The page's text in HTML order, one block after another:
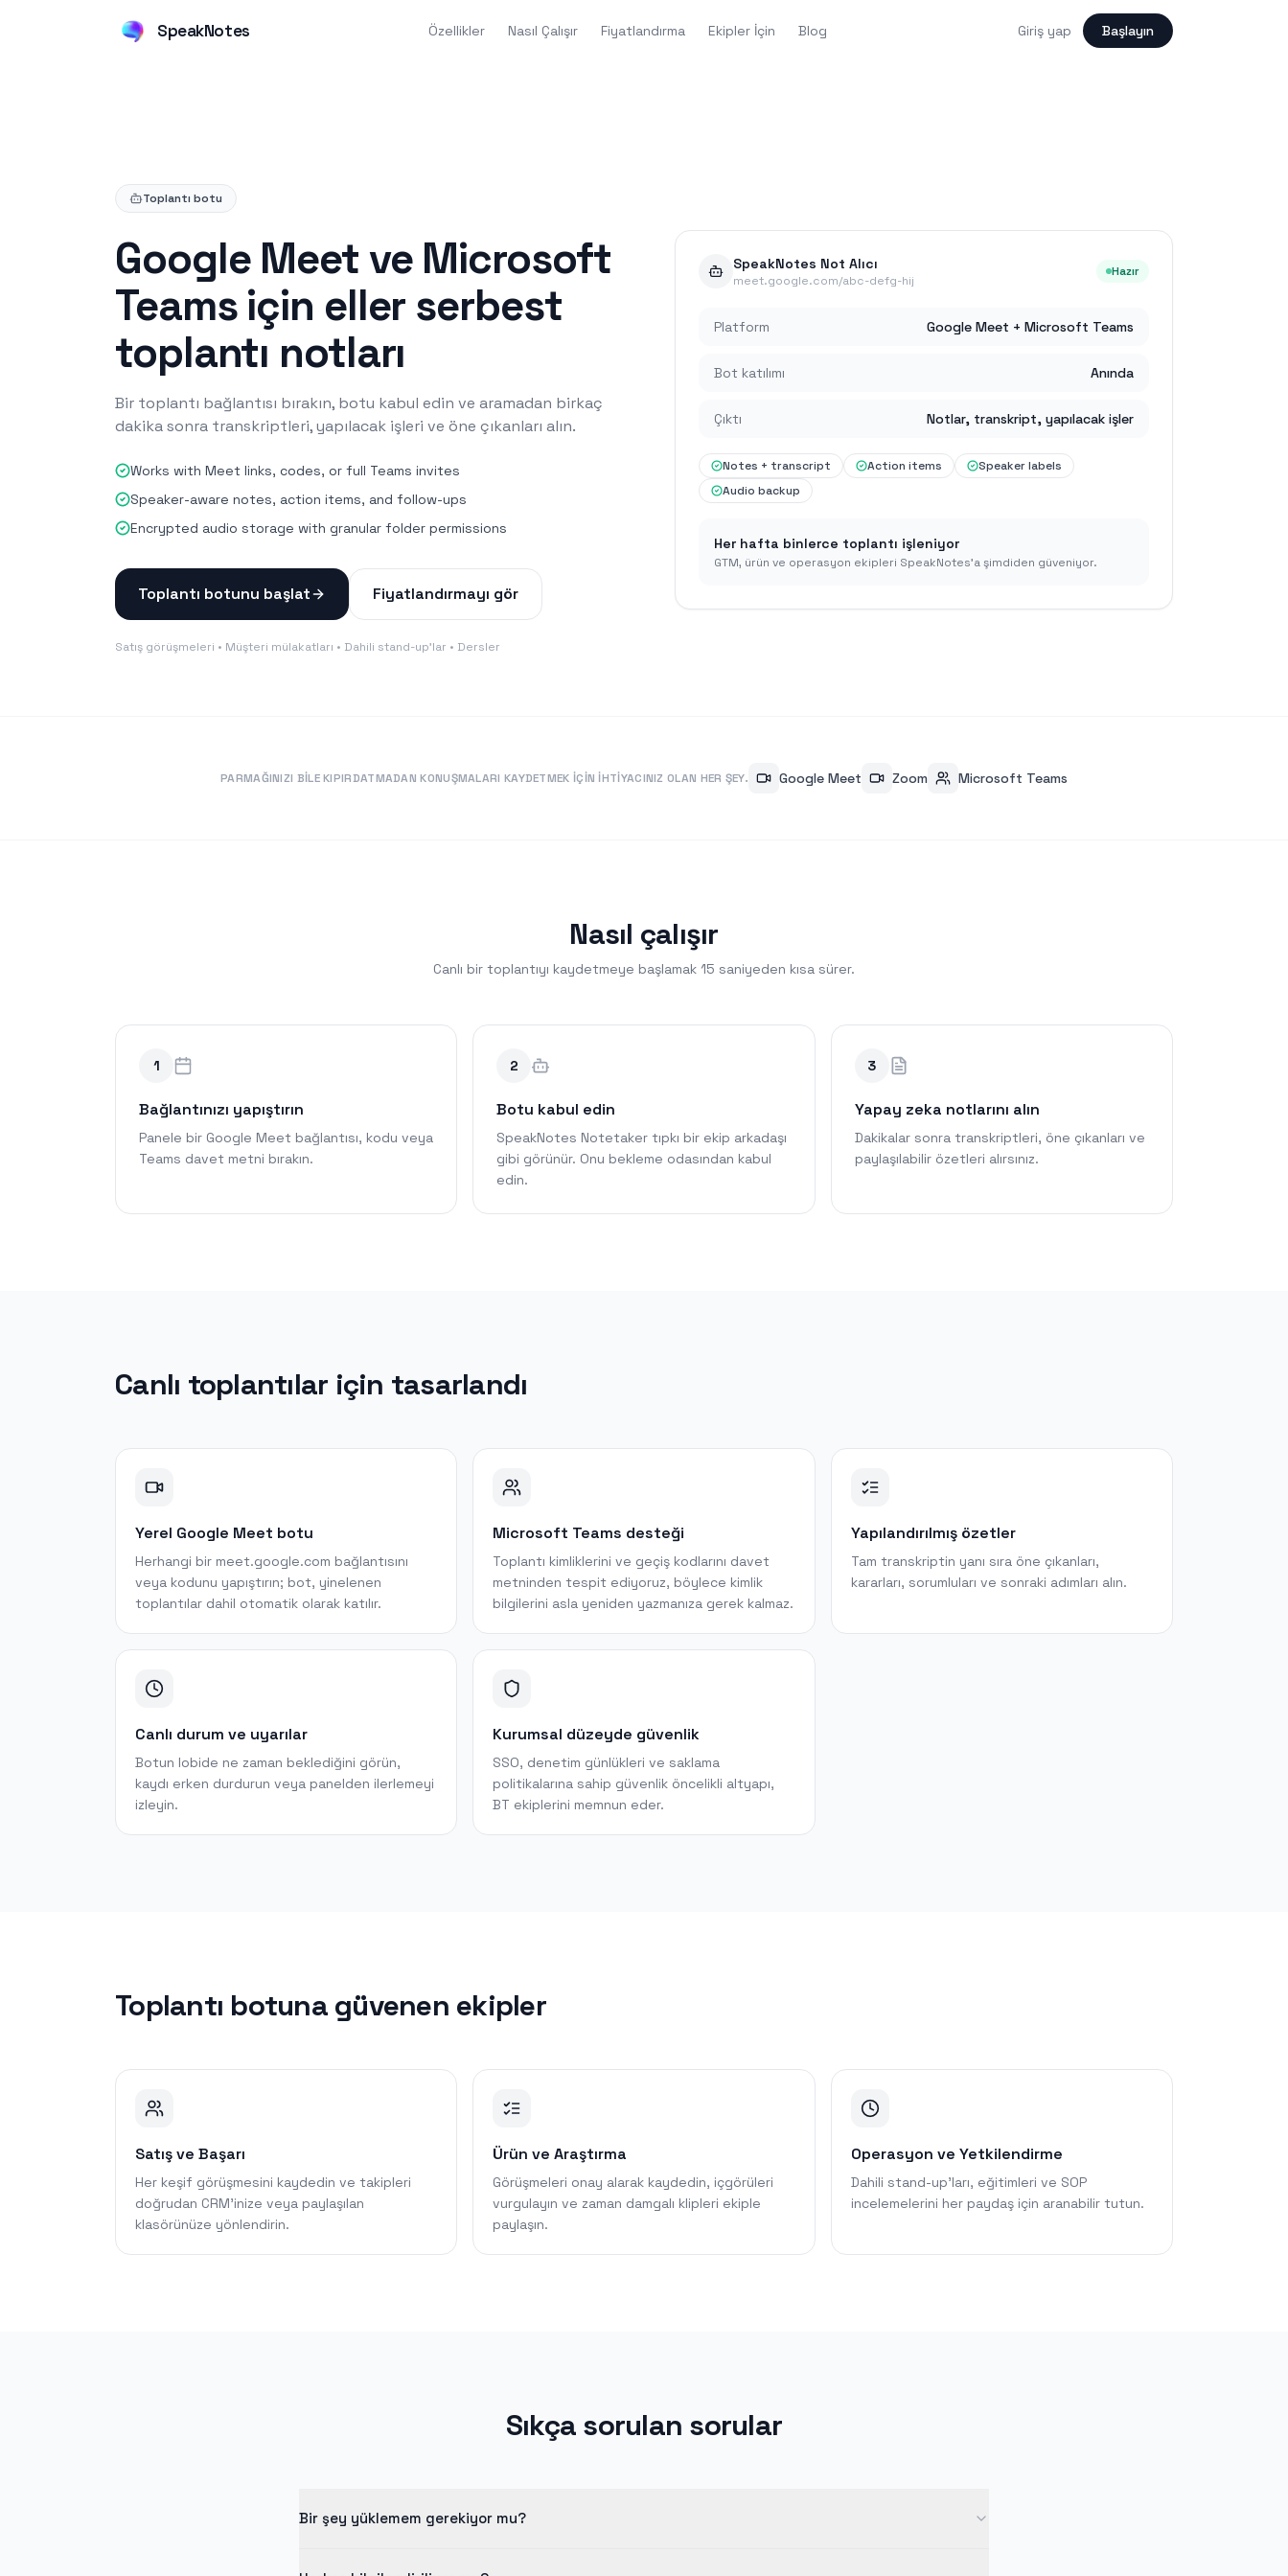
SpeakNotes Özellikler Nasıl Çalışır Fiyatlandırma Ekipler İçin Blog Giriş yap Başlayın
Toplantı botu
Google Meet ve Microsoft
Teams için eller serbest
toplantı notları
Bir toplantı bağlantısı bırakın, botu kabul edin ve aramadan birkaç
dakika sonra transkriptleri, yapılacak işleri ve öne çıkanları alın.
Works with Meet links, codes, or full Teams invites
Speaker-aware notes, action items, and follow-ups
Encrypted audio storage with granular folder permissions
Toplantı botunu başlat Fiyatlandırmayı gör
Satış görüşmeleri • Müşteri mülakatları • Dahili stand-up'lar • Dersler
SpeakNotes Not Alıcı
meet.google.com/abc-defg-hij
Hazır
Platform Google Meet + Microsoft Teams
Bot katılımı Anında
Çıktı Notlar, transkript, yapılacak işler
Notes + transcript Action items
Speaker labels
Audio backup
Her hafta binlerce toplantı işleniyor
GTM, ürün ve operasyon ekipleri SpeakNotes'a şimdiden güveniyor.
PARMAĞINIZI BILE KIPIRDATMADAN KONUŞMALARI KAYDETMEK IÇIN IHTIYACINIZ OLAN HER ŞEY. Google Meet Zoom Microsoft Teams
Nasıl çalışır
Canlı bir toplantıyı kaydetmeye başlamak 15 saniyeden kısa sürer.
1
Bağlantınızı yapıştırın
Panele bir Google Meet bağlantısı, kodu veya
Teams davet metni bırakın.
2
Botu kabul edin
SpeakNotes Notetaker tıpkı bir ekip arkadaşı
gibi görünür. Onu bekleme odasından kabul
edin.
3
Yapay zeka notlarını alın
Dakikalar sonra transkriptleri, öne çıkanları ve
paylaşılabilir özetleri alırsınız.
Canlı toplantılar için tasarlandı
Yerel Google Meet botu
Herhangi bir meet.google.com bağlantısını
veya kodunu yapıştırın; bot, yinelenen
toplantılar dahil otomatik olarak katılır.
Microsoft Teams desteği
Toplantı kimliklerini ve geçiş kodlarını davet
metninden tespit ediyoruz, böylece kimlik
bilgilerini asla yeniden yazmanıza gerek kalmaz.
Yapılandırılmış özetler
Tam transkriptin yanı sıra öne çıkanları,
kararları, sorumluları ve sonraki adımları alın.
Canlı durum ve uyarılar
Botun lobide ne zaman beklediğini görün,
kaydı erken durdurun veya panelden ilerlemeyi
izleyin.
Kurumsal düzeyde güvenlik
SSO, denetim günlükleri ve saklama
politikalarına sahip güvenlik öncelikli altyapı,
BT ekiplerini memnun eder.
Toplantı botuna güvenen ekipler
Satış ve Başarı
Her keşif görüşmesini kaydedin ve takipleri
doğrudan CRM'inize veya paylaşılan
klasörünüze yönlendirin.
Ürün ve Araştırma
Görüşmeleri onay alarak kaydedin, içgörüleri
vurgulayın ve zaman damgalı klipleri ekiple
paylaşın.
Operasyon ve Yetkilendirme
Dahili stand-up'ları, eğitimleri ve SOP
incelemelerini her paydaş için aranabilir tutun.
Sıkça sorulan sorular
Bir şey yüklemem gerekiyor mu?